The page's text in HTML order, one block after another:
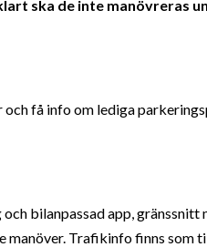
ska de inte manövreras
få info om lediga
bilanpassad app,
manöver. Trafikinfo finns som